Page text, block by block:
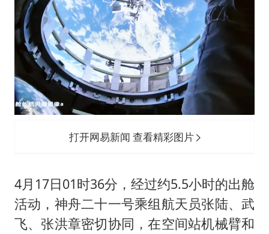
“新疆阿勒泰八月能滑雪”不实
胡彦斌韩磊 谁帮谁
胡彦斌获《歌手2026》歌王
秋天的第一杯奶茶到底有多火
夯实基础开新局
打开网易新闻 查看精彩图片
4月17日01时36分，经过约5.5小时的出舱
活动，神舟二十一号乘组航天员张陆、武
飞、张洪章密切协同，在空间站机械臂和